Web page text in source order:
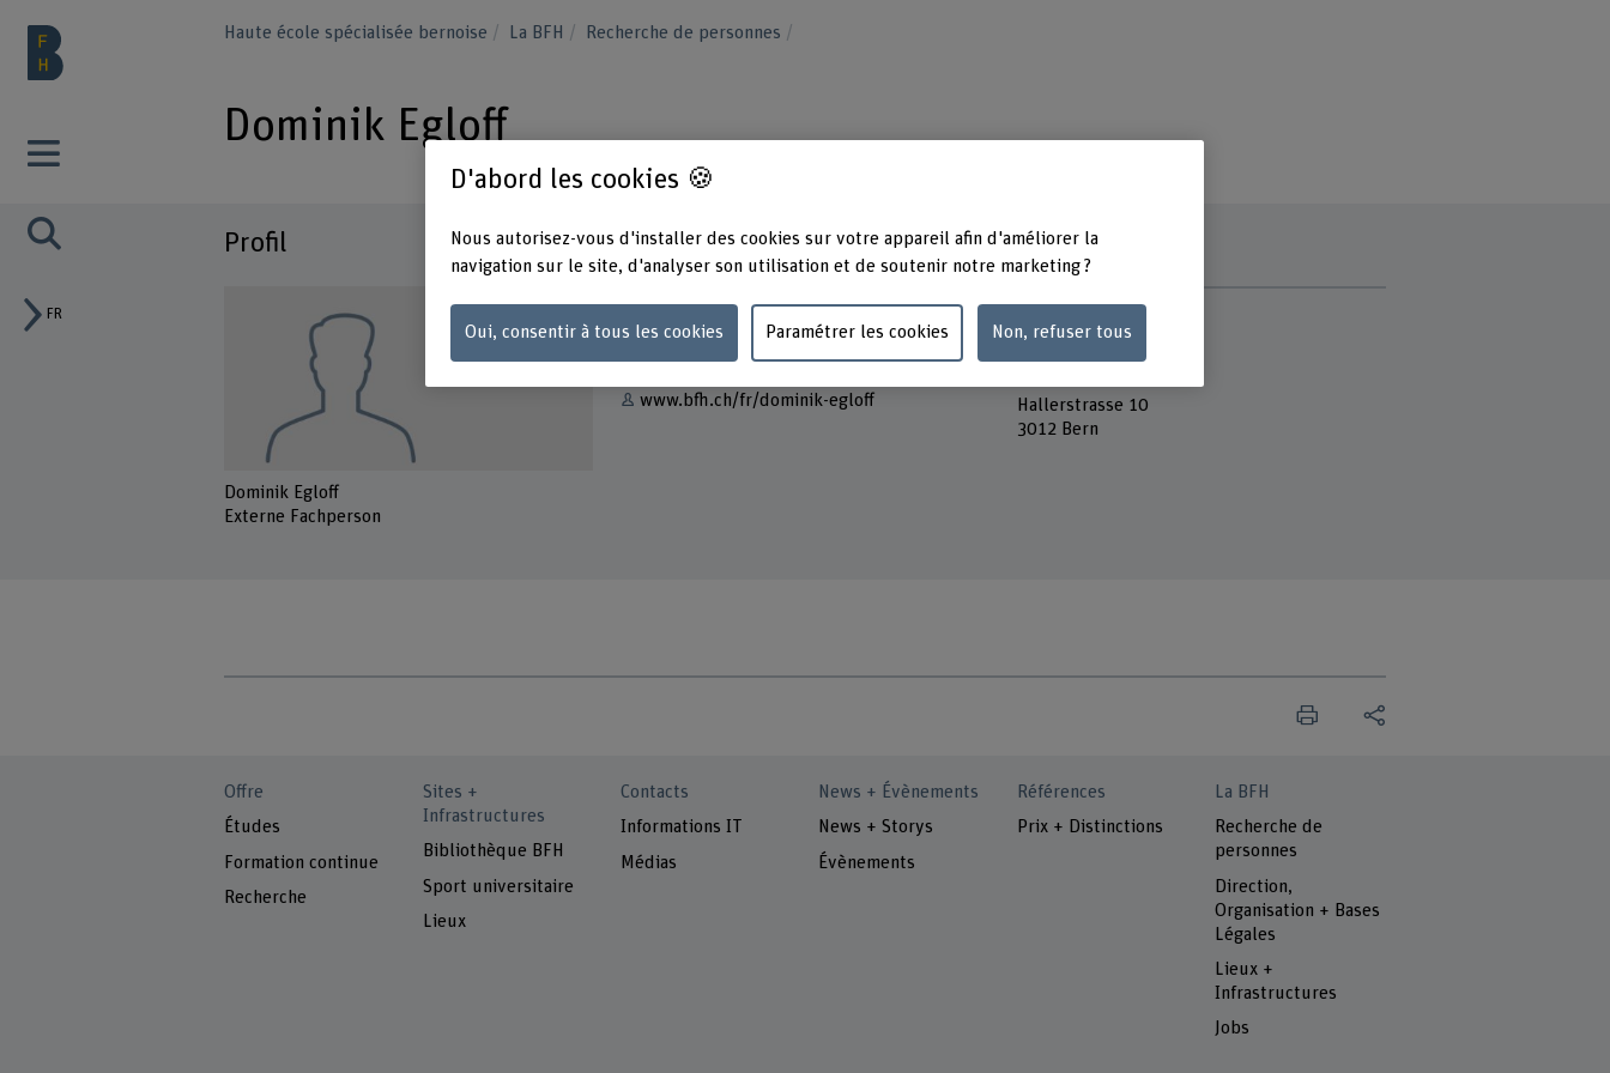
FR
Haute école spécialisée bernoise La BFH Recherche de personnes
Dominik Egloff
Profil
Dominik Egloff
Externe Fachperson
Contact
www.bfh.ch/fr/dominik-egloff
Adresse
Berner Fachhochschule
Hallerstrasse 10
3012 Bern
Offre
Études
Formation continue
Recherche
Sites +
Infrastructures
Bibliothèque BFH
Sport universitaire
Lieux
Contacts
Informations IT
Médias
News + Évènements
News + Storys
Évènements
Références
Prix + Distinctions
La BFH
Recherche de
personnes
Direction,
Organisation + Bases
Légales
Lieux +
Infrastructures
Jobs
D'abord les cookies 🍪
Nous autorisez-vous d'installer des cookies sur votre appareil afin d'améliorer la
navigation sur le site, d'analyser son utilisation et de soutenir notre marketing ?
Oui, consentir à tous les cookies Paramétrer les cookies Non, refuser tous